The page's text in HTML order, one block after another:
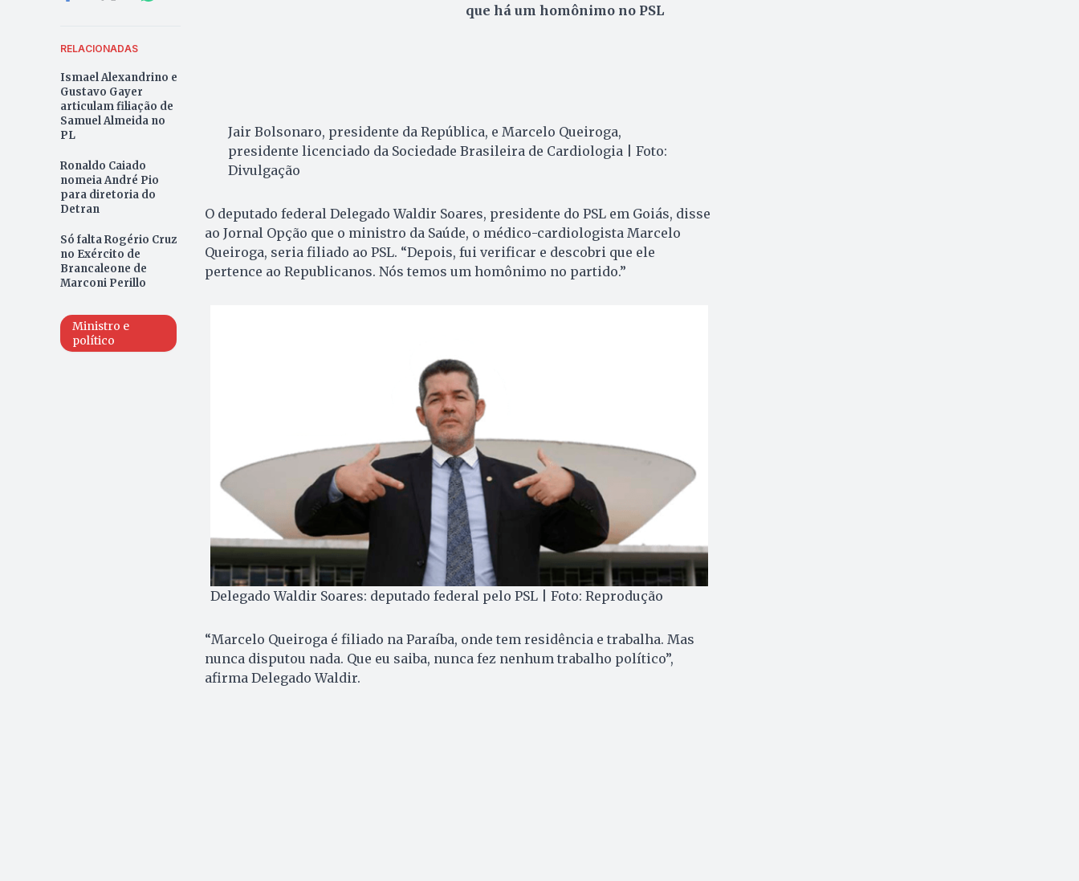
RELACIONADAS
Ismael Alexandrino e
Gustavo Gayer
articulam filiação de
Samuel Almeida no
PL
Ronaldo Caiado
nomeia André Pio
para diretoria do
Detran
Só falta Rogério Cruz
no Exército de
Brancaleone de
Marconi Perillo
Ministro e
político
que há um homônimo no PSL
Jair Bolsonaro, presidente da República, e Marcelo Queiroga,
presidente licenciado da Sociedade Brasileira de Cardiologia | Foto:
Divulgação
O deputado federal Delegado Waldir Soares, presidente do PSL em Goiás, disse
ao Jornal Opção que o ministro da Saúde, o médico-cardiologista Marcelo
Queiroga, seria filiado ao PSL. “Depois, fui verificar e descobri que ele
pertence ao Republicanos. Nós temos um homônimo no partido.”
Delegado Waldir Soares: deputado federal pelo PSL | Foto: Reprodução
“Marcelo Queiroga é filiado na Paraíba, onde tem residência e trabalha. Mas
nunca disputou nada. Que eu saiba, nunca fez nenhum trabalho político”,
afirma Delegado Waldir.